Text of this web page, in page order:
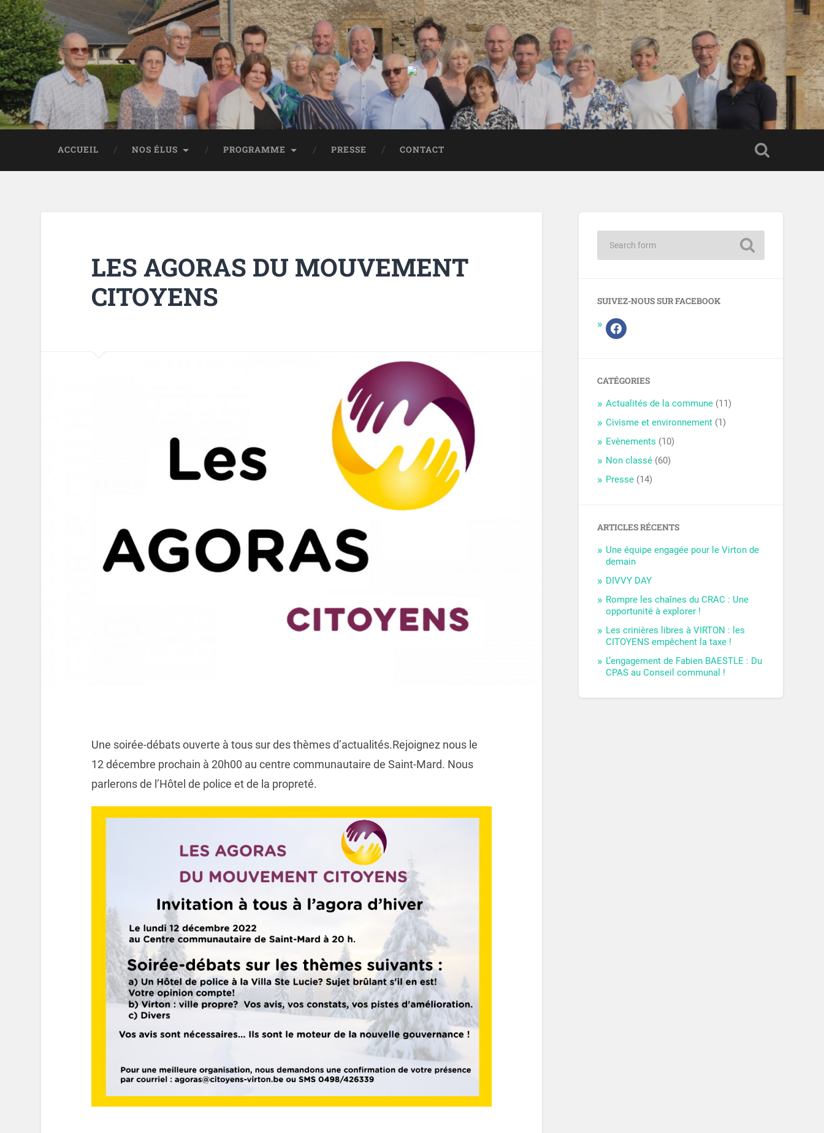
ACCUEIL NOS ÉLUS PROGRAMME PRESSE CONTACT
LES AGORAS DU MOUVEMENT
CITOYENS
Une soirée-débats ouverte à tous sur des thèmes d’actualités.Rejoignez nous le
12 décembre prochain à 20h00 au centre communautaire de Saint-Mard. Nous
parlerons de l’Hôtel de police et de la propreté.
SUIVEZ-NOUS SUR FACEBOOK
CATÉGORIES
Actualités de la commune (11)
Civisme et environnement (1)
Evènements (10)
Non classé (60)
Presse (14)
ARTICLES RÉCENTS
Une équipe engagée pour le Virton de
demain
DIVVY DAY
Rompre les chaînes du CRAC : Une
opportunité à explorer !
Les crinières libres à VIRTON : les
CITOYENS empêchent la taxe !
L’engagement de Fabien BAESTLE : Du
CPAS au Conseil communal !